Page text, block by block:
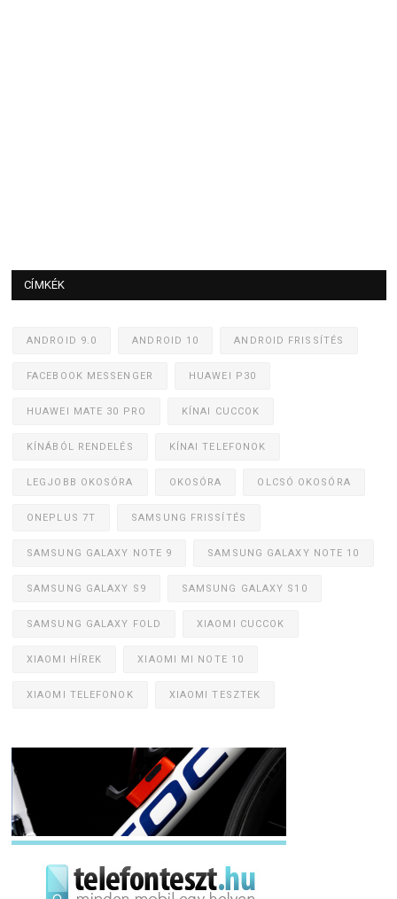
CÍMKÉK
ANDROID 9.0 ANDROID 10 ANDROID FRISSÍTÉS
FACEBOOK MESSENGER HUAWEI P30
HUAWEI MATE 30 PRO KÍNAI CUCCOK
KÍNÁBÓL RENDELÉS KÍNAI TELEFONOK
LEGJOBB OKOSÓRA OKOSÓRA OLCSÓ OKOSÓRA
ONEPLUS 7T SAMSUNG FRISSÍTÉS
SAMSUNG GALAXY NOTE 9 SAMSUNG GALAXY NOTE 10
SAMSUNG GALAXY S9 SAMSUNG GALAXY S10
SAMSUNG GALAXY FOLD XIAOMI CUCCOK
XIAOMI HÍREK XIAOMI MI NOTE 10
XIAOMI TELEFONOK XIAOMI TESZTEK